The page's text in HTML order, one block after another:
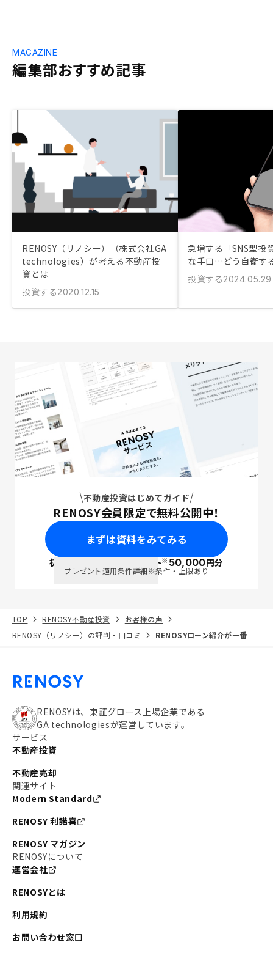
編集部おすすめ記事
MAGAZINE
RENOSY（リノシー）（株式会社GA
technologies）が考える不動産投
資とは
投資する2020.12.15
急増する「SNS型投
な手口…どう自衛す
投資する2024.05.29
不動産投資はじめてガイド
RENOSY会員限定で無料公開中！
まずは資料をみてみる
初回面談で ポイント※50,000円分
プレゼント適用条件詳細※条件・上限あり
TOP RENOSY不動産投資
お客様の声
RENOSY（リノシー）の評判・口コミ
RENOSYローン紹介が一番
RENOSYは、東証グロース上場企業である
GA technologiesが運営しています。
サービス
不動産投資
不動産売却
関連サイト
Modern Standard
RENOSY 利諾喜
RENOSY マガジン
RENOSYについて
運営会社
RENOSYとは
利用規約
お問い合わせ窓口